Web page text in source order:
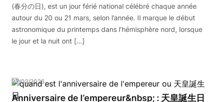
(春分の日), est un jour férié national célébré chaque année
autour du 20 ou 21 mars, selon l’année. Il marque le début
astronomique du printemps dans l’hémisphère nord, lorsque
le jour et la nuit ont […]
23/02/2026
Anniversaire de l’empereur&nbsp; : 天皇誕生日